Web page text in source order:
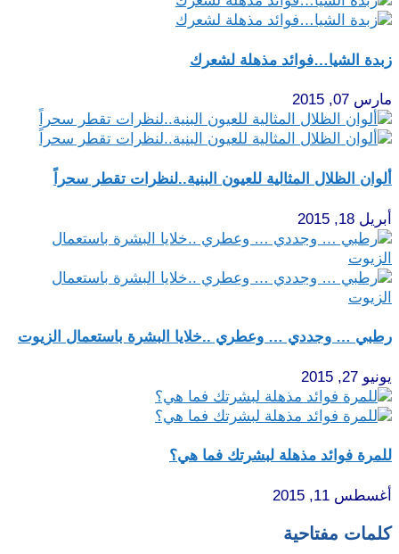
زبدة الشيا…فوائد مذهلة لشعرك
مارس 07, 2015
ألوان الظلال المثالية للعيون البنية..لنظرات تقطر سحراً
أبريل 18, 2015
رطبي … وجددي … وعطري ..خلايا البشرة باستعمال الزيوت
يونيو 27, 2015
للمرة فوائد مذهلة لبشرتك فما هي؟
أغسطس 11, 2015
كلمات مفتاحية